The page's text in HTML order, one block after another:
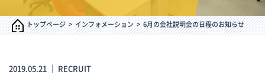
サービス・事業
トップページ インフォメーション 6月の会社説明会の日程のお知らせ
2019.05.21 ｜ RECRUIT